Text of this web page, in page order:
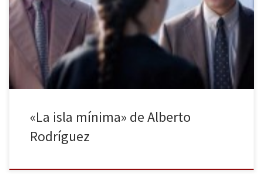
una atmósfera asfixiante, insegura, violenta, injusta, corrompida
por el poder. La división entre buenos y malos queda difuminada,
sus protagonistas son individuos derrotados, en decadencia, que
buscan la […]
«La isla mínima» de Alberto
Rodríguez